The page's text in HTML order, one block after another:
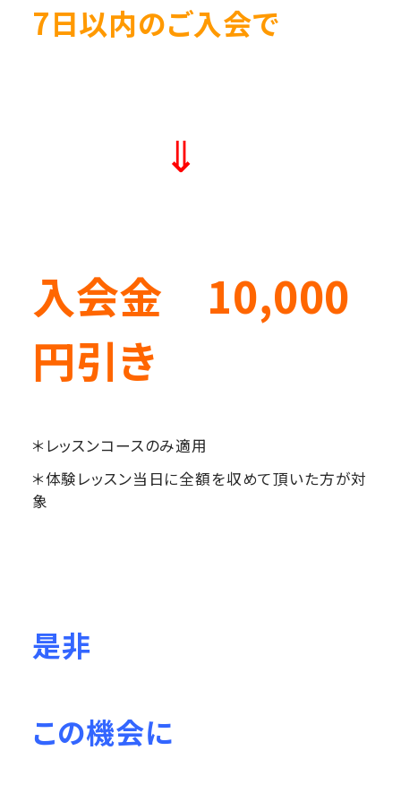
7日以内のご入会で
⇓
入会金 10,000
円引き
＊レッスンコースのみ適用
＊体験レッスン当日に全額を収めて頂いた方が対
象
是非
この機会に